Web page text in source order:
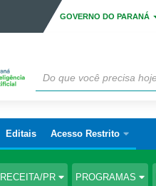
GOVERNO DO PARANÁ
Editais Acesso Restrito
RECEITA/PR PROGRAMAS